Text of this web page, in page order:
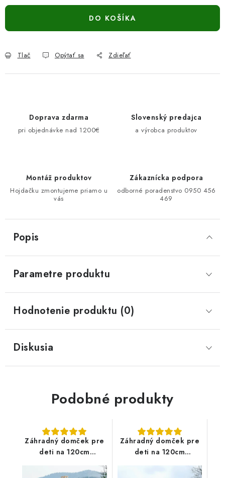
DO KOŠÍKA
Tlač Opýtať sa Zdieľať
Doprava zdarma
pri objednávke nad 1200€
Slovenský predajca
a výrobca produktov
Montáž produktov
Hojdačku zmontujeme priamo u
vás
Zákaznícka podpora
odborné poradenstvo 0950 456
469
Popis
Parametre produktu
Hodnotenie produktu (0)
Diskusia
Podobné produkty
Záhradný domček pre
deti na 120cm
Záhradný domček pre
deti na 120cm
platforme Vanda3